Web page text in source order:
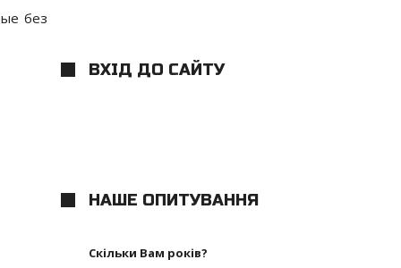
без
ВХІД ДО САЙТУ
НАШЕ ОПИТУВАННЯ
Скільки Вам років?